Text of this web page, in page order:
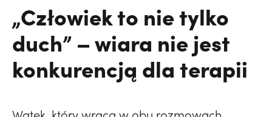
„Człowiek to nie tylko
duch” – wiara nie jest
konkurencją dla terapii